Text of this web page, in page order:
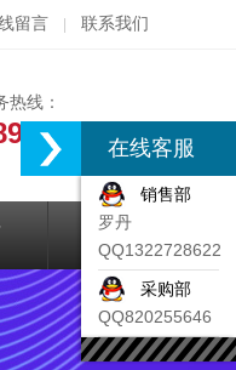
留言 联系我们
热线：
联系我们
在线客服
销售部
罗丹
QQ1322728622
采购部
QQ820255646